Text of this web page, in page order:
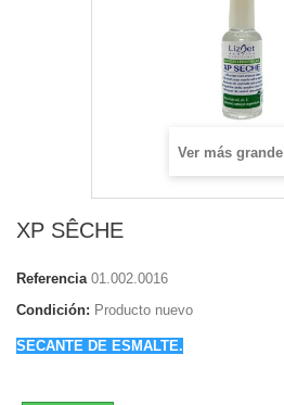
Ver más grande
XP SÊCHE
Referencia 01.002.0016
Condición: Producto nuevo
SECANTE DE ESMALTE.